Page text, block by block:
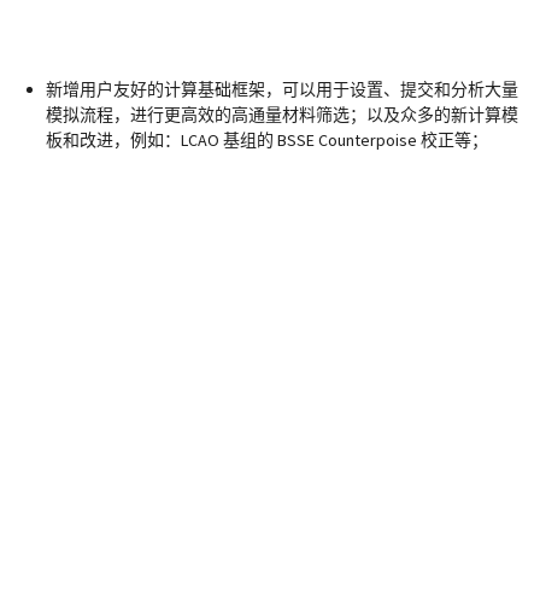
新增用户友好的计算基础框架，可以用于设置、提交和分析大量
模拟流程，进行更高效的高通量材料筛选；以及众多的新计算模
板和改进，例如：LCAO 基组的 BSSE Counterpoise 校正等；